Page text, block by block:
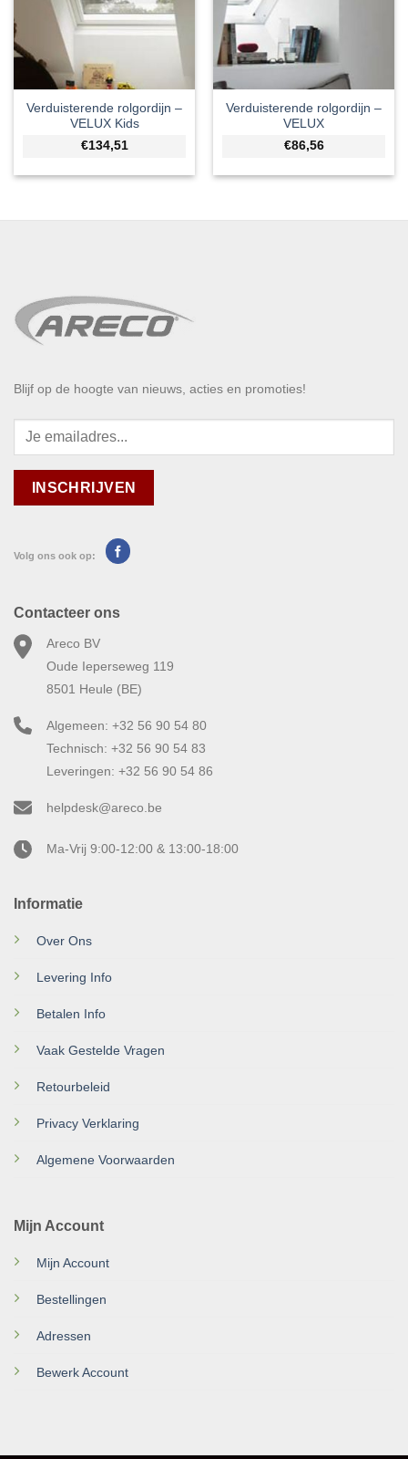
Verduisterende rolgordijn –
VELUX Kids
€134,51
Verduisterende rolgordijn –
VELUX
€86,56
Blijf op de hoogte van nieuws, acties en promoties!
Volg ons ook op:
Informatie
Over Ons
Levering Info
Betalen Info
Vaak Gestelde Vragen
Retourbeleid
Privacy Verklaring
Algemene Voorwaarden
Mijn Account
Mijn Account
Bestellingen
Adressen
Bewerk Account
Contacteer ons
Areco BV
Oude Ieperseweg 119
8501 Heule (BE)
Algemeen: +32 56 90 54 80
Technisch: +32 56 90 54 83
Leveringen: +32 56 90 54 86
helpdesk@areco.be
Ma-Vrij 9:00-12:00 & 13:00-18:00